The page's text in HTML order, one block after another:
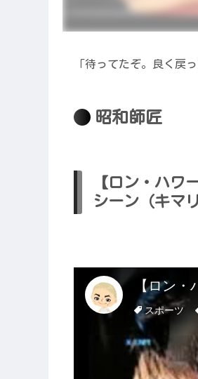
「待ってたぞ。良く戻っ
昭和師匠
【ロン・ハワ
シーン（キマ